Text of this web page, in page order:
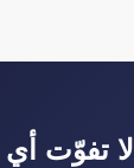
لا تفوّت